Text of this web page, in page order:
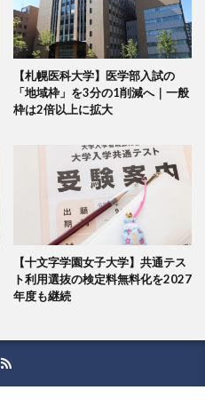
【札幌医科大学】医学部入試の
「地域枠」を3分の1削減へ｜一般
枠は2倍以上に拡大
【十文字学園女子大学】共通テス
ト利用選抜の検定料無料化を2027
年度も継続